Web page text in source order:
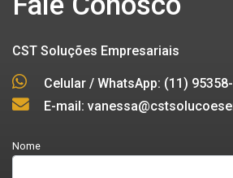
CST Soluções Empresariais
Celular / WhatsApp: (11)
E-mail:
Nome